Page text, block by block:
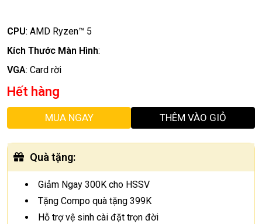
CPU: AMD Ryzen™ 5
Kích Thước Màn Hình:
VGA: Card rời
Hết hàng
MUA NGAY THÊM VÀO GIỎ
Quà tặng:
Giảm Ngay 300K cho HSSV
Tặng Compo quà tặng 399K
Hỗ trợ vệ sinh cài đặt trọn đời